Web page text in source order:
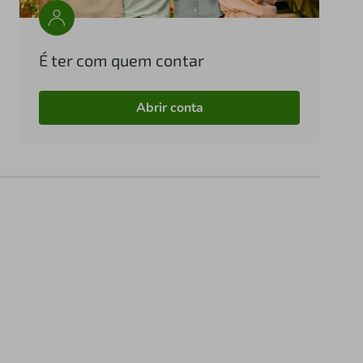
É ter com quem contar
Abrir conta